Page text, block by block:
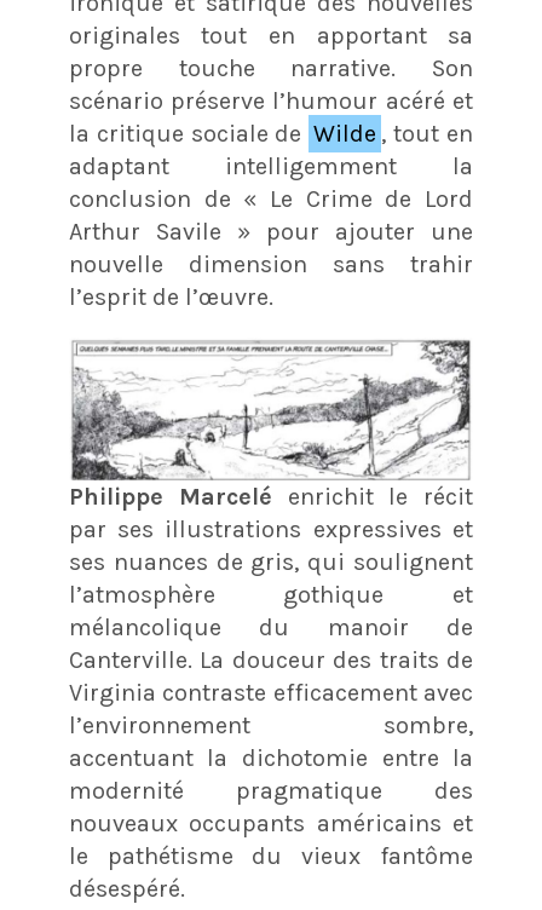
originales tout en apportant sa
propre touche narrative. Son
scénario préserve l’humour acéré et
la critique sociale de Wilde , tout en
adaptant intelligemment la
conclusion de « Le Crime de Lord
Arthur Savile » pour ajouter une
nouvelle dimension sans trahir
l’esprit de l’œuvre​.
Philippe Marcelé enrichit le récit
par ses illustrations expressives et
ses nuances de gris, qui soulignent
l’atmosphère gothique et
mélancolique du manoir de
Canterville. La douceur des traits de
Virginia contraste efficacement avec
l’environnement sombre,
accentuant la dichotomie entre la
modernité pragmatique des
nouveaux occupants américains et
le pathétisme du vieux fantôme
désespéré​.